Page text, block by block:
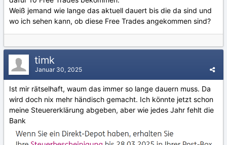
Weiß jemand wie lange das aktuell dauert bis die da sind und
wo ich sehen kann, ob diese Free Trades angekommen sind?
timk
Januar 30, 2025
Ist mir rätselhaft, waum das immer so lange dauern muss. Da
wird doch nix mehr händisch gemacht. Ich könnte jetzt schon
meine Steuererklärung abgeben, aber wie jedes Jahr fehlt die
Bank